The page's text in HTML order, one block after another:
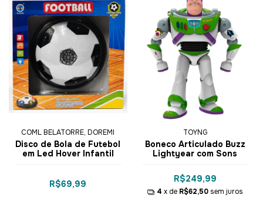
COML BELATORRE, DOREMI
Disco de Bola de Futebol
em Led Hover Infantil
R$69,99
TOYNG
Boneco Articulado Buzz
Lightyear com Sons
R$249,99
4 x de R$62,50 sem juros